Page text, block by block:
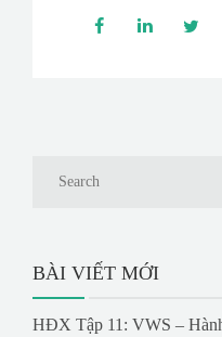
BÀI VIẾT MỚI
HĐX Tập 11: VWS –